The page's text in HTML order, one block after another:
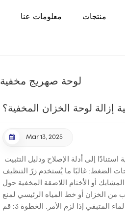
معلومات عنا منتجات
لوحة صهريج مخفية
إزالة لوحة الخزان المخفية؟
Mar 13, 2025
الضغط: غالبًا ما يُستخدم زرّ التنظيف
أو الأختام اللاصقة المخفية حول
بالقرب من الخزان أو خط المياه الرئيسي لمنع
التسربات.أفرغ خزان المياه: اشطف المرحاض لتصريف المياه. استخدم إسفنجة أو منشفة لإزالة الماء المتبقي إذا لزم الأمر. الخطوة 3: قم